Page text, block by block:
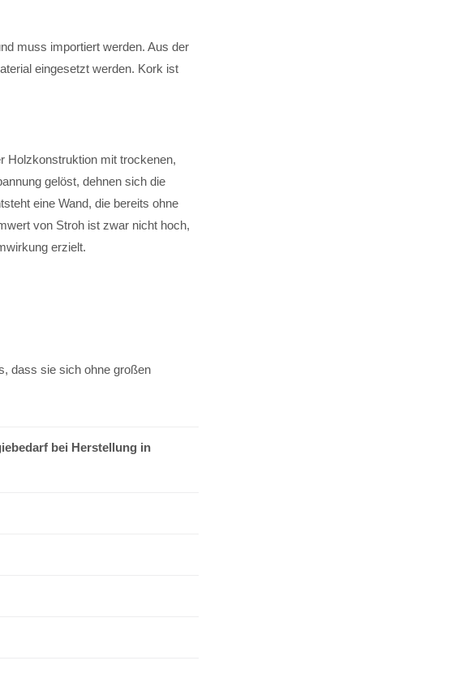
muss importiert werden. Aus der
eingesetzt werden. Kork ist
Holzkonstruktion mit trockenen,
gelöst, dehnen sich die
eine Wand, die bereits ohne
von Stroh ist zwar nicht hoch,
erzielt.
dass sie sich ohne großen
bei Herstellung in